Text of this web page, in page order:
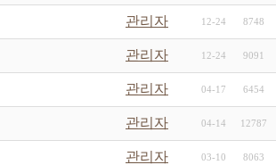
관리자 12-24 8748
관리자 12-24 9091
관리자 04-17 6454
관리자 04-14 12787
관리자 03-10 8063